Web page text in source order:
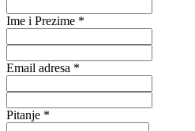
Ime i Prezime *
Email adresa *
Pitanje *